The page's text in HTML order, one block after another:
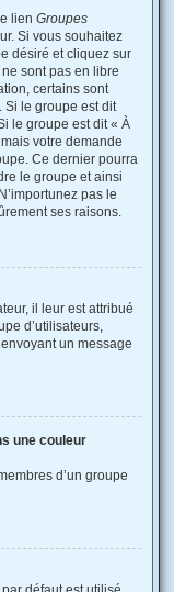
lien Groupes
Si vous souhaitez
désiré et cliquez sur
sont pas en libre
certains sont
Si le groupe est dit
le groupe est dit « À
votre demande
Ce dernier pourra
le groupe et ainsi
pas le
ses raisons.
il leur est attribué
d’utilisateurs,
un message
une couleur
d’un groupe